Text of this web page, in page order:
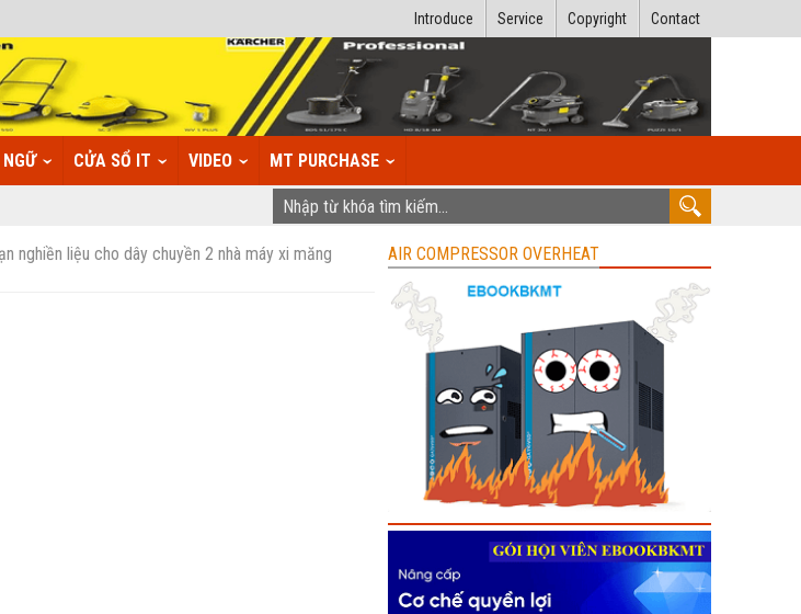
Contact
Copyright
Service
Introduce
CỬA SỔ IT VIDEO MT PURCHASE
nghiền liệu cho dây chuyền 2 nhà máy xi măng
AIR COMPRESSOR OVERHEAT